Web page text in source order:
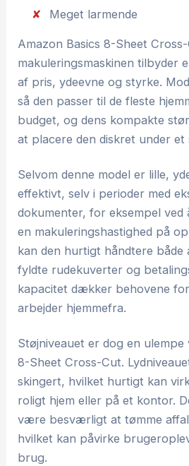
Meget larmende
Amazon Basics 8-Sheet
makuleringsmaskinen tilbyder
af pris, ydeevne og styrke.
så den passer til de fleste
budget, og dens kompakte
at placere den diskret under et
Selvom denne model er lille,
effektivt, selv i perioder med
dokumenter, for eksempel ved
en makuleringshastighed på
kan den hurtigt håndtere både
fyldte rudekuverter og
kapacitet dækker behovene
arbejder hjemmefra.
Støjniveauet er dog en ulempe
8-Sheet Cross-Cut.
skingert, hvilket hurtigt kan
roligt hjem eller på et kontor.
være besværligt at tømme
hvilket kan påvirke
brug.